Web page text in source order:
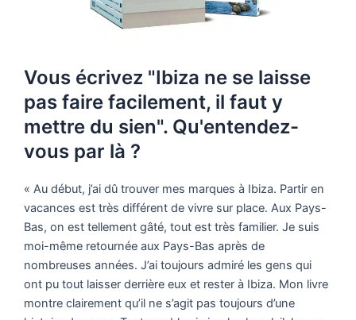
Vous écrivez "Ibiza ne se laisse
pas faire facilement, il faut y
mettre du sien". Qu'entendez-
vous par là ?
« Au début, j’ai dû trouver mes marques à Ibiza. Partir en
vacances est très différent de vivre sur place. Aux Pays-
Bas, on est tellement gâté, tout est très familier. Je suis
moi-même retournée aux Pays-Bas après de
nombreuses années. J’ai toujours admiré les gens qui
ont pu tout laisser derrière eux et rester à Ibiza. Mon livre
montre clairement qu’il ne s’agit pas toujours d’une